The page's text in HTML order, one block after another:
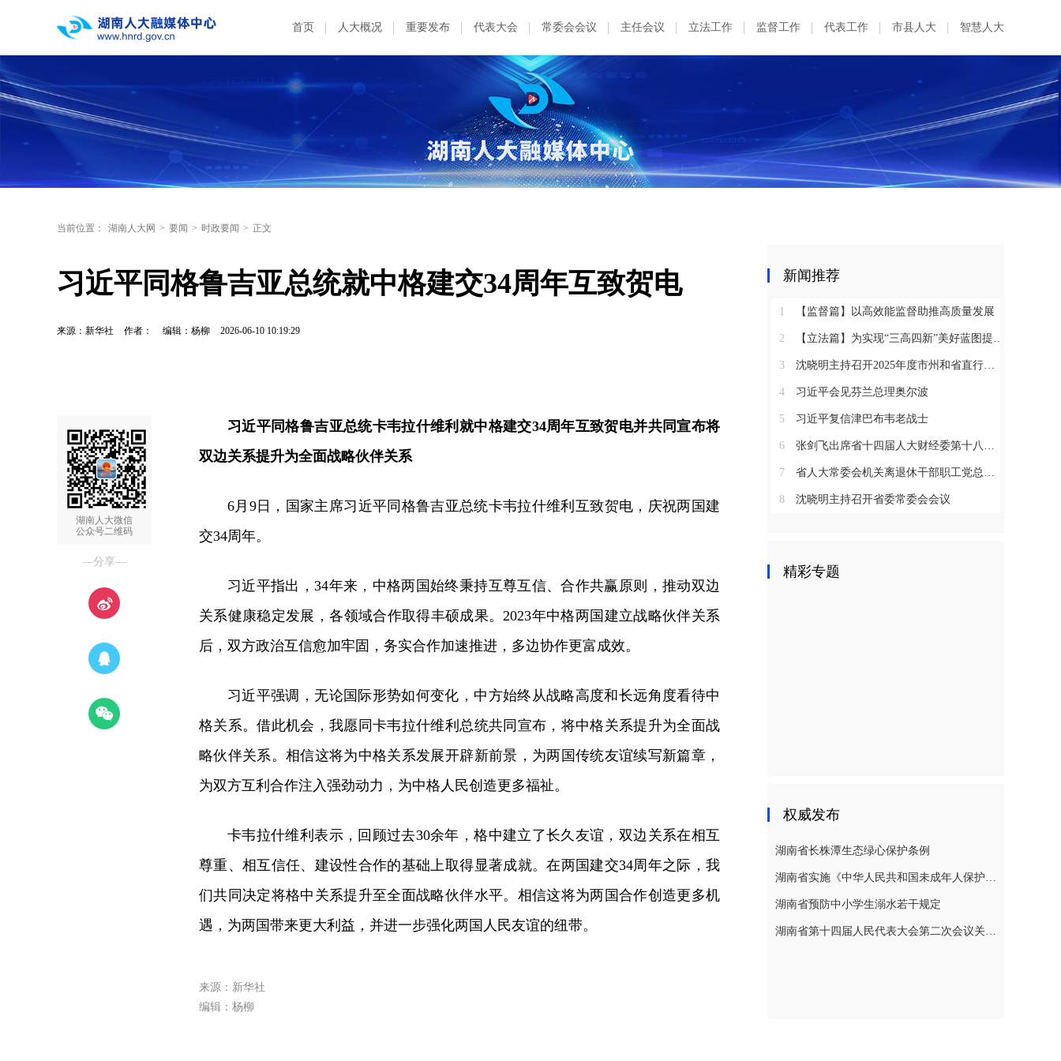
首页 人大概况 重要发布 代表大会 常委会会议 主任会议 立法工作 监督工作 代表工作 市县人大 智慧人大
当前位置： 湖南人大网 > 要闻 > 时政要闻 > 正文
习近平同格鲁吉亚总统就中格建交34周年互致贺电
来源：新华社 作者： 编辑：杨柳 2026-06-10 10:19:29
湖南人大微信
公众号二维码
—分享—
习近平同格鲁吉亚总统卡韦拉什维利就中格建交34周年互致贺电并共同宣布将
双边关系提升为全面战略伙伴关系
6月9日，国家主席习近平同格鲁吉亚总统卡韦拉什维利互致贺电，庆祝两国建
交34周年。
习近平指出，34年来，中格两国始终秉持互尊互信、合作共赢原则，推动双边
关系健康稳定发展，各领域合作取得丰硕成果。2023年中格两国建立战略伙伴关系
后，双方政治互信愈加牢固，务实合作加速推进，多边协作更富成效。
习近平强调，无论国际形势如何变化，中方始终从战略高度和长远角度看待中
格关系。借此机会，我愿同卡韦拉什维利总统共同宣布，将中格关系提升为全面战
略伙伴关系。相信这将为中格关系发展开辟新前景，为两国传统友谊续写新篇章，
为双方互利合作注入强劲动力，为中格人民创造更多福祉。
卡韦拉什维利表示，回顾过去30余年，格中建立了长久友谊，双边关系在相互
尊重、相互信任、建设性合作的基础上取得显著成就。在两国建交34周年之际，我
们共同决定将格中关系提升至全面战略伙伴水平。相信这将为两国合作创造更多机
遇，为两国带来更大利益，并进一步强化两国人民友谊的纽带。
来源：新华社
编辑：杨柳
新闻推荐
1 【监督篇】以高效能监督助推高质量发展
2 【立法篇】为实现“三高四新”美好蓝图提供坚实法治保障
3 沈晓明主持召开2025年度市州和省直行业系统党（工）委书记抓基层党建工作述职评议会议
4 习近平会见芬兰总理奥尔波
5 习近平复信津巴布韦老战士
6 张剑飞出席省十四届人大财经委第十八次全体会议
7 省人大常委会机关离退休干部职工党总支召开2025年度总结表彰大会
8 沈晓明主持召开省委常委会会议
精彩专题
权威发布
湖南省长株潭生态绿心保护条例
湖南省实施《中华人民共和国未成年人保护法》若干规定
湖南省预防中小学生溺水若干规定
湖南省第十四届人民代表大会第二次会议关于湖南省人民代表大会常务委员会工作报告的决议